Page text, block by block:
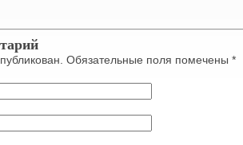
Обязательные поля помечены *